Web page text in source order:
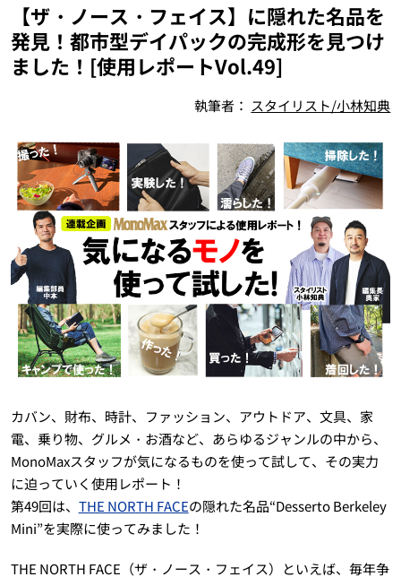
【ザ・ノース・フェイス】に隠れた名品を
発見！都市型デイパックの完成形を見つけ
ました！[使用レポートVol.49]
執筆者： スタイリスト/小林知典
カバン、財布、時計、ファッション、アウトドア、文具、家
電、乗り物、グルメ・お酒など、あらゆるジャンルの中から、
MonoMaxスタッフが気になるものを使って試して、その実力
に迫っていく使用レポート！
第49回は、 THE NORTH FACEの隠れた名品“Desserto Berkeley
Mini”を実際に使ってみました！
THE NORTH FACE（ザ・ノース・フェイス）といえば、毎年争